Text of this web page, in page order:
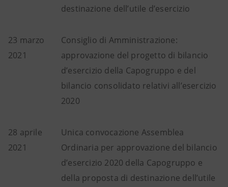
destinazione dell’utile d’esercizio
23 marzo
2021
Consiglio di Amministrazione:
approvazione del progetto di bilancio
d’esercizio della Capogruppo e del
bilancio consolidato relativi all’esercizio
2020
28 aprile
2021
Unica convocazione Assemblea
Ordinaria per approvazione del bilancio
d’esercizio 2020 della Capogruppo e
della proposta di destinazione dell’utile